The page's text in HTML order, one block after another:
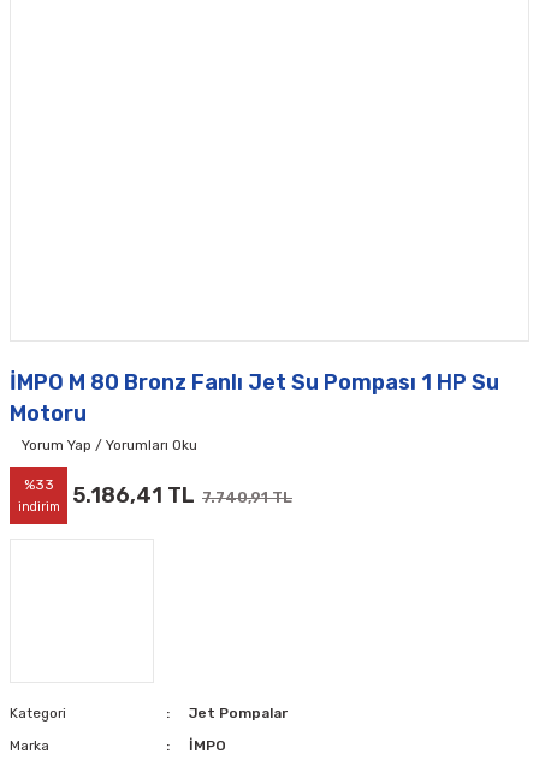
İMPO M 80 Bronz Fanlı Jet Su Pompası 1 HP Su
Motoru
Yorum Yap / Yorumları Oku
%33
indirim 5.186,41 TL 7.740,91 TL
Kategori
Jet Pompalar
Marka
İMPO